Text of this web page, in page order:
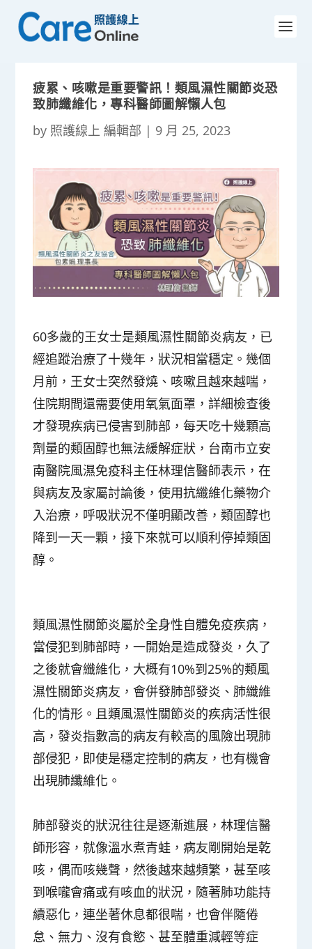
疲累、咳嗽是重要警訊！類風濕性關節炎恐
致肺纖維化，專科醫師圖解懶人包
by 照護線上 編輯部 | 9 月 25, 2023
60多歲的王女士是類風濕性關節炎病友，已
經追蹤治療了十幾年，狀況相當穩定。幾個
月前，王女士突然發燒、咳嗽且越來越喘，
住院期間還需要使用氧氣面罩，詳細檢查後
才發現疾病已侵害到肺部，每天吃十幾顆高
劑量的類固醇也無法緩解症狀，台南市立安
南醫院風濕免疫科主任林理信醫師表示，在
與病友及家屬討論後，使用抗纖維化藥物介
入治療，呼吸狀況不僅明顯改善，類固醇也
降到一天一顆，接下來就可以順利停掉類固
醇。
類風濕性關節炎屬於全身性自體免疫疾病，
當侵犯到肺部時，一開始是造成發炎，久了
之後就會纖維化，大概有10%到25%的類風
濕性關節炎病友，會併發肺部發炎、肺纖維
化的情形。且類風濕性關節炎的疾病活性很
高，發炎指數高的病友有較高的風險出現肺
部侵犯，即使是穩定控制的病友，也有機會
出現肺纖維化。
肺部發炎的狀況往往是逐漸進展，林理信醫
師形容，就像溫水煮青蛙，病友剛開始是乾
咳，偶而咳幾聲，然後越來越頻繁，甚至咳
到喉嚨會痛或有咳血的狀況，隨著肺功能持
續惡化，連坐著休息都很喘，也會伴隨倦
怠、無力、沒有食慾、甚至體重減輕等症